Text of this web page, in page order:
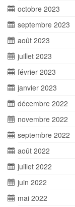
octobre 2023
septembre 2023
août 2023
juillet 2023
février 2023
janvier 2023
décembre 2022
novembre 2022
septembre 2022
août 2022
juillet 2022
juin 2022
mai 2022